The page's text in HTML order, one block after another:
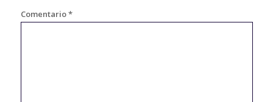
Comentario*